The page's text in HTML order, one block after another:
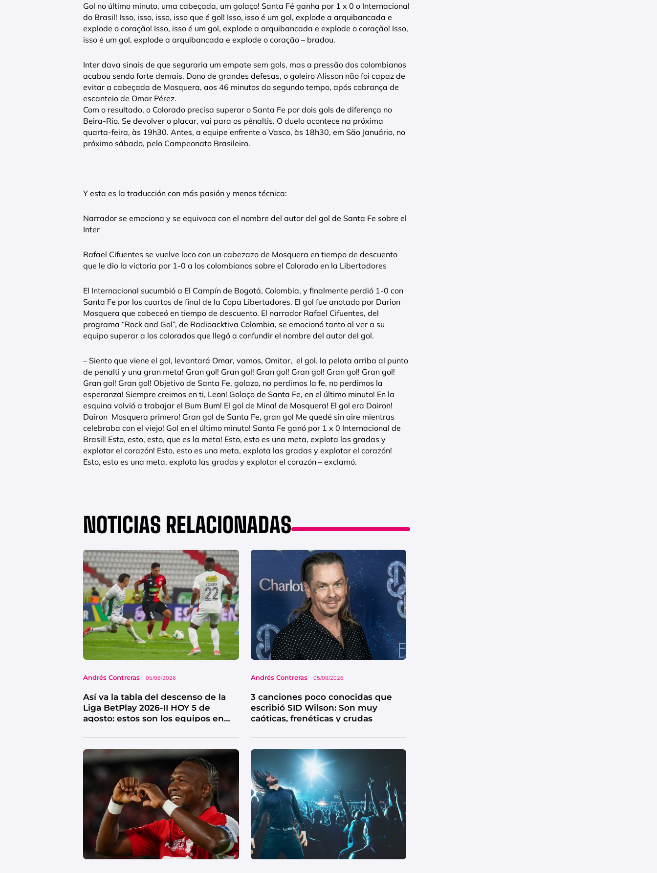
Gol no último minuto, uma cabeçada, um golaço! Santa Fé ganha por 1 x 0 o Internacional
do Brasil! Isso, isso, isso, isso que é gol! Isso, isso é um gol, explode a arquibancada e
explode o coração! Isso, isso é um gol, explode a arquibancada e explode o coração! Isso,
isso é um gol, explode a arquibancada e explode o coração – bradou.
Inter dava sinais de que seguraria um empate sem gols, mas a pressão dos colombianos
acabou sendo forte demais. Dono de grandes defesas, o goleiro Alisson não foi capaz de
evitar a cabeçada de Mosquera, aos 46 minutos do segundo tempo, após cobrança de
escanteio de Omar Pérez.
Com o resultado, o Colorado precisa superar o Santa Fe por dois gols de diferença no
Beira-Rio. Se devolver o placar, vai para os pênaltis. O duelo acontece na próxima
quarta-feira, às 19h30. Antes, a equipe enfrente o Vasco, às 18h30, em São Januário, no
próximo sábado, pelo Campeonato Brasileiro.
Y esta es la traducción con más pasión y menos técnica:
Narrador se emociona y se equivoca con el nombre del autor del gol de Santa Fe sobre el
Inter
Rafael Cifuentes se vuelve loco con un cabezazo de Mosquera en tiempo de descuento
que le dio la victoria por 1-0 a los colombianos sobre el Colorado en la Libertadores
El Internacional sucumbió a El Campín de Bogotá, Colombia, y finalmente perdió 1-0 con
Santa Fe por los cuartos de final de la Copa Libertadores. El gol fue anotado por Darion
Mosquera que cabeceó en tiempo de descuento. El narrador Rafael Cifuentes, del
programa “Rock and Gol”, de Radioacktiva Colombia, se emocionó tanto al ver a su
equipo superar a los colorados que llegó a confundir el nombre del autor del gol.
– Siento que viene el gol, levantará Omar, vamos, Omitar, el gol. la pelota arriba al punto
de penalti y una gran meta! Gran gol! Gran gol! Gran gol! Gran gol! Gran gol! Gran gol!
Gran gol! Gran gol! Objetivo de Santa Fe, golazo, no perdimos la fe, no perdimos la
esperanza! Siempre creimos en ti, Leon! Golaço de Santa Fe, en el último minuto! En la
esquina volvió a trabajar el Bum Bum! El gol de Mina! de Mosquera! El gol era Dairon!
Dairon Mosquera primero! Gran gol de Santa Fe, gran gol Me quedé sin aire mientras
celebraba con el viejo! Gol en el último minuto! Santa Fe ganó por 1 x 0 Internacional de
Brasil! Esto, esto, esto, que es la meta! Esto, esto es una meta, explota las gradas y
explotar el corazón! Esto, esto es una meta, explota las gradas y explotar el corazón!
Esto, esto es una meta, explota las gradas y explotar el corazón – exclamó.
NOTICIAS RELACIONADAS
Andrés Contreras 05/08/2026
Así va la tabla del descenso de la
Liga BetPlay 2026-II HOY 5 de
agosto: estos son los equipos en
Andrés Contreras 05/08/2026
3 canciones poco conocidas que
escribió SID Wilson: Son muy
caóticas, frenéticas y crudas